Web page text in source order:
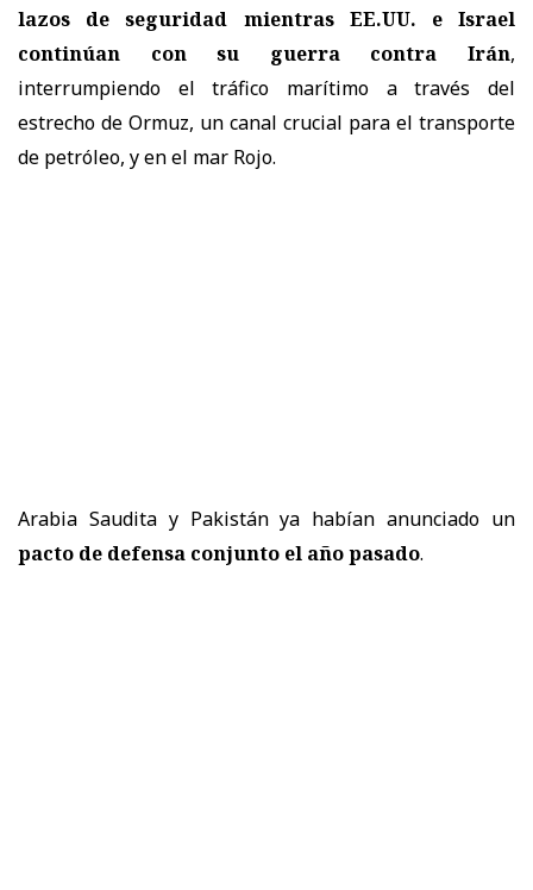
lazos de seguridad mientras EE.UU. e Israel
continúan con su guerra contra Irán,
interrumpiendo el tráfico marítimo a través del
estrecho de Ormuz, un canal crucial para el transporte
de petróleo, y en el mar Rojo.
Arabia Saudita y Pakistán ya habían anunciado un
pacto de defensa conjunto el año pasado.